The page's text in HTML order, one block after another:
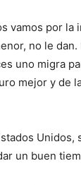
vamos por
no le
uno migra
mejor y de
un buen